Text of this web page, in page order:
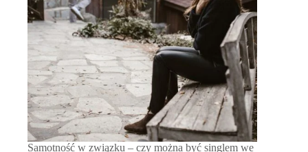
Samotność w związku – czy można być singlem we